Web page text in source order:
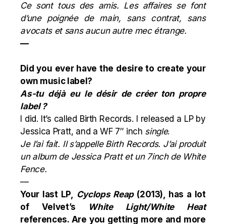
Ce sont tous des amis. Les affaires se font
d’une poignée de main, sans contrat, sans
avocats et sans aucun autre mec étrange.
—
Did you ever have the desire to create your
own music label?
As-tu déjà eu le désir de créer ton propre
label ?
I did. It’s called Birth Records. I released a LP by
Jessica Pratt, and a WF 7″ inch single.
Je l’ai fait. Il s’appelle Birth Records. J’ai produit
un album de Jessica Pratt et un 7inch de White
Fence.
—
Your last LP, Cyclops Reap(2013), has a lot
of Velvet’s
White Light/White Heat
references. Are you getting more and more